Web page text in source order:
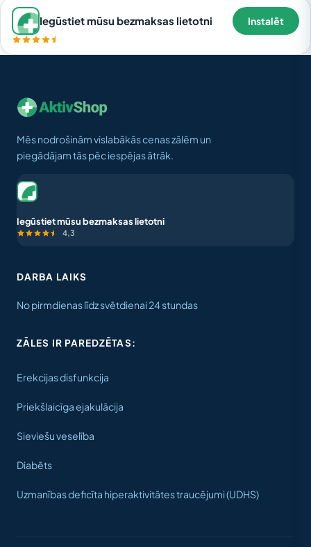
Iegūstiet mūsu bezmaksas lietotni Instalēt
Mēs nodrošinām vislabākās cenas zālēm un
piegādājam tās pēc iespējas ātrāk.
Iegūstiet mūsu bezmaksas lietotni
4,3
DARBA LAIKS
No pirmdienas līdz svētdienai 24 stundas
ZĀLES IR PAREDZĒTAS:
Erekcijas disfunkcija
Priekšlaicīga ejakulācija
Sieviešu veselība
Diabēts
Uzmanības deficīta hiperaktivitātes traucējumi (UDHS)